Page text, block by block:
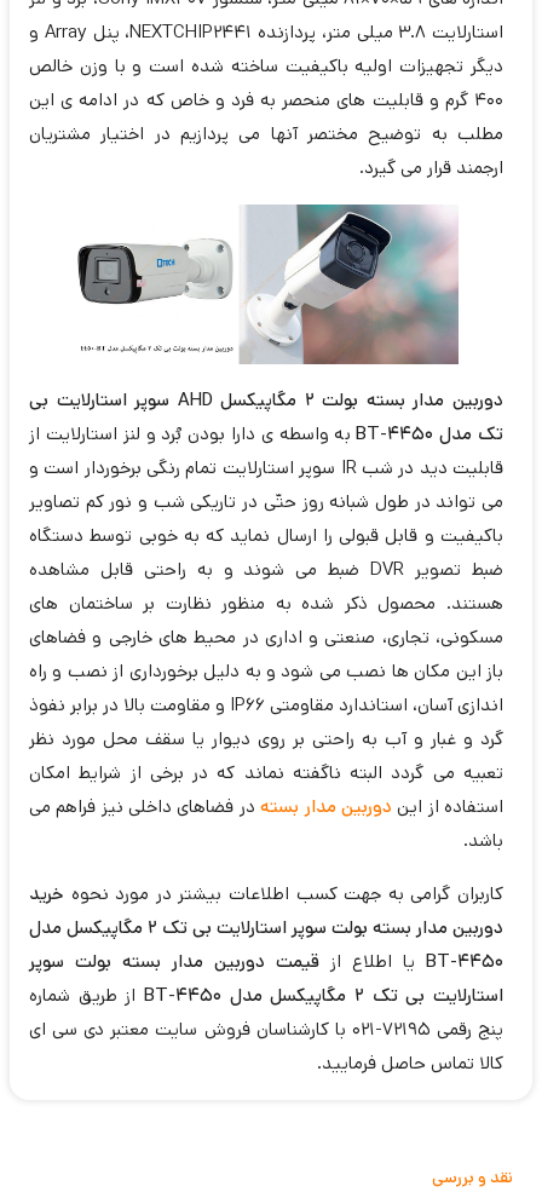
استارلایت 3.8 میلی متر، پردازنده NEXTCHIP2441، پنل Array و
دیگر تجهیزات اولیه باکیفیت ساخته شده است و با وزن خالص
400 گرم و قابلیت های منحصر به فرد و خاص که در ادامه ی این
مطلب به توضیح مختصر آنها می پردازیم در اختیار مشتریان
ارجمند قرار می گیرد.
دوربین مدار بسته بولت 2 مگاپیکسل AHD سوپر استارلایت بی
تک مدل BT-4450
به واسطه ی دارا بودن بُرد و لنز استارلایت از
قابلیت دید در شب IR سوپر استارلایت تمام رنگی برخوردار است و
می تواند در طول شبانه روز حتّی در تاریکی شب و نور کم تصاویر
باکیفیت و قابل قبولی را ارسال نماید که به خوبی توسط دستگاه
ضبط تصویر DVR ضبط می شوند و به راحتی قابل مشاهده
هستند. محصول ذکر شده به منظور نظارت بر ساختمان های
مسکونی، تجاری، صنعتی و اداری در محیط های خارجی و فضاهای
باز این مکان ها نصب می شود و به دلیل برخورداری از نصب و راه
اندازی آسان، استاندارد مقاومتی IP66 و مقاومت بالا در برابر نفوذ
گرد و غبار و آب به راحتی بر روی دیوار یا سقف محل مورد نظر
تعبیه می گردد البته ناگفته نماند که در برخی از شرایط امکان
استفاده از این دوربین مدار بستهدر فضاهای داخلی نیز فراهم می
باشد.
کاربران گرامی به جهت کسب اطلاعات بیشتر در مورد نحوه خرید
دوربین مدار بسته بولت سوپر استارلایت بی تک 2 مگاپیکسل مدل
BT-4450 یا اطلاع از قیمت دوربین مدار بسته بولت سوپر
استارلایت بی تک 2 مگاپیکسل مدل BT-4450
از طریق شماره
پنج رقمی 72195-021 با کارشناسان فروش سایت معتبر دی سی ای
کالا تماس حاصل فرمایید.
نقد و بررسی